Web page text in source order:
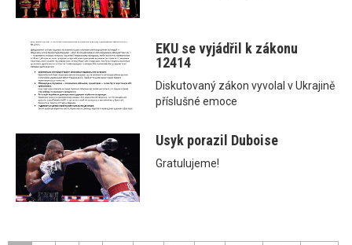
EKU se vyjádřil k zákonu
12414
Diskutovaný zákon vyvolal v Ukrajině
příslušné emoce
Usyk porazil Duboise
Gratulujeme!